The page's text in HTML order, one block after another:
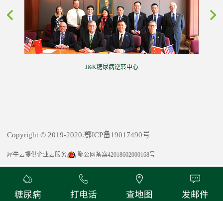
J&K糖尿病逆转中心
Copyright © 2019-2020.鄂ICP备19017490号
犀牛云提供企业云服务 鄂公网备案42018602000168号
糖尿病 打电话 查地图 发邮件